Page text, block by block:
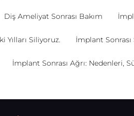
Diş Ameliyat Sonrası Bakım
Yılları Siliyoruz. İmplant
İmplant Sonrası Ağrı: Nedenleri,